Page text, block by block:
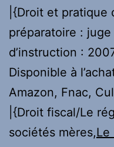
|{Droit et pratique
préparatoire :
d’instruction :
Disponible à
Amazon, Fnac,
|{Droit fiscal/Le
sociétés mères,Le